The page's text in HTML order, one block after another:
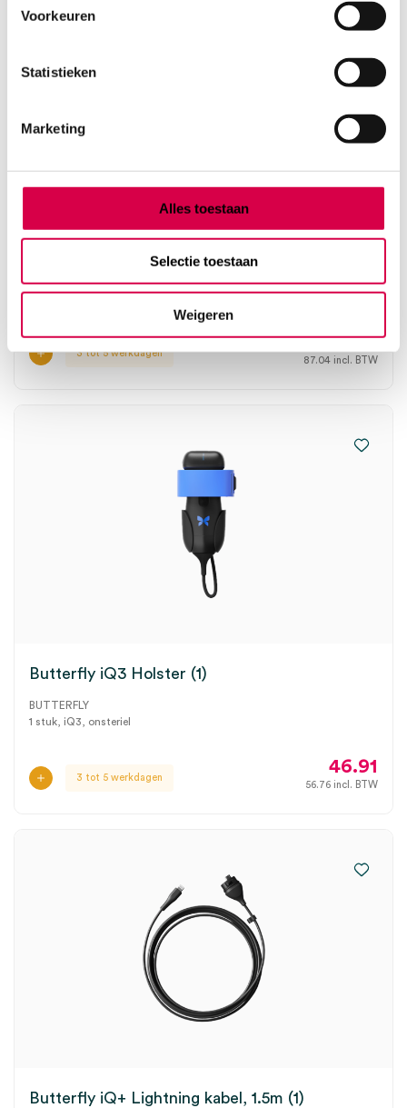
Voorkeuren
Statistieken
Marketing
Alles toestaan
Selectie toestaan
Weigeren
BUTTERFLY
USB-C, 1 stuk, 2.5m
3 tot 5 werkdagen
71.93
87.04 incl. BTW
Butterfly iQ3 Holster (1)
BUTTERFLY
1 stuk, iQ3, onsteriel
3 tot 5 werkdagen
46.91
56.76 incl. BTW
Butterfly iQ+ Lightning kabel, 1.5m (1)